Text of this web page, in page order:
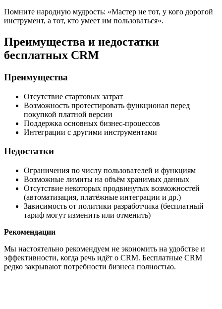
Помните народную мудрость: «Мастер не тот, у кого дорогой
инструмент, а тот, кто умеет им пользоваться».
Преимущества и недостатки
бесплатных CRM
Преимущества
Отсутствие стартовых затрат
Возможность протестировать функционал перед
покупкой платной версии
Поддержка основных бизнес-процессов
Интеграции с другими инструментами
Недостатки
Ограничения по числу пользователей и функциям
Возможные лимиты на объём хранимых данных
Отсутствие некоторых продвинутых возможностей
(автоматизация, платёжные интеграции и др.)
Зависимость от политики разработчика (бесплатный
тариф могут изменить или отменить)
Рекомендации
Мы настоятельно рекомендуем не экономить на удобстве и
эффективности, когда речь идёт о CRM. Бесплатные CRM
редко закрывают потребности бизнеса полностью.